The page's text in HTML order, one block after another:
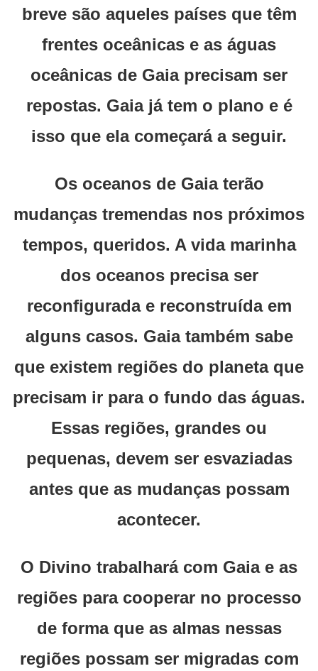
breve são aqueles países que têm
frentes oceânicas e as águas
oceânicas de Gaia precisam ser
repostas. Gaia já tem o plano e é
isso que ela começará a seguir.
Os oceanos de Gaia terão
mudanças tremendas nos próximos
tempos, queridos. A vida marinha
dos oceanos precisa ser
reconfigurada e reconstruída em
alguns casos. Gaia também sabe
que existem regiões do planeta que
precisam ir para o fundo das águas.
Essas regiões, grandes ou
pequenas, devem ser esvaziadas
antes que as mudanças possam
acontecer.
O Divino trabalhará com Gaia e as
regiões para cooperar no processo
de forma que as almas nessas
regiões possam ser migradas com